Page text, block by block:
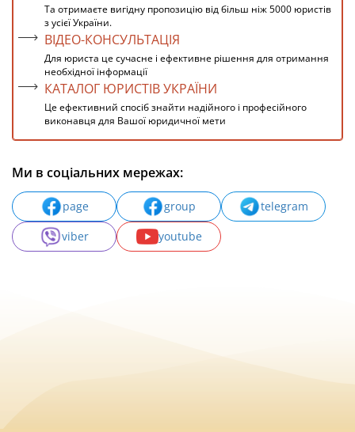
Та отримаєте вигідну пропозицію від більш ніж 5000 юристів
з усієї України.
ВІДЕО-КОНСУЛЬТАЦІЯ
Для юриста це сучасне і ефективне рішення для отримання
необхідної інформації
КАТАЛОГ ЮРИСТІВ УКРАЇНИ
Це ефективний спосіб знайти надійного і професійного
виконавця для Вашої юридичної мети
Ми в соціальних мережах:
page group
telegram
viber
youtube